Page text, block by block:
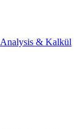
Analysis & Kalkül